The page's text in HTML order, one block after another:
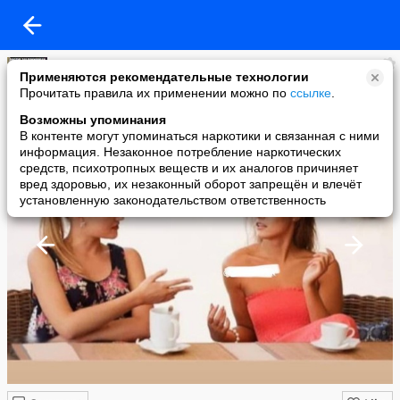
Применяются рекомендательные технологии
Прочитать правила их применении можно по ссылке
Возможны упоминания
В контенте могут упоминаться наркотики и связанная с ними
информация. Незаконное потребление наркотических
средств, психотропных веществ и их аналогов причиняет
вред здоровью, их незаконный оборот запрещён и влечёт
установленную законодательством ответственность
Алина Белова
added a photo
03 Sep в 22:07